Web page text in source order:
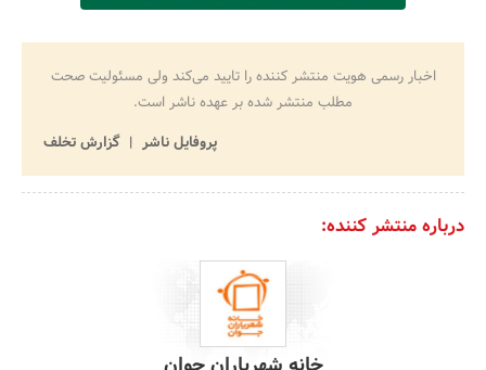
اخبار رسمی هویت منتشر کننده را تایید می‌کند ولی مسئولیت صحت
مطلب منتشر شده بر عهده ناشر است.
پروفایل ناشر
گزارش تخلف
درباره منتشر کننده: